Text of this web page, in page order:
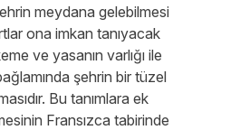
meydana gelebilmesi
ona imkan tanıyacak
ve yasanın varlığı ile
şehrin bir tüzel
Bu tanımlara ek
Fransızca tabirinde